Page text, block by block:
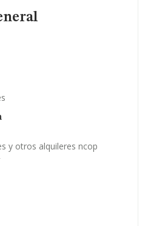
y otros alquileres ncop